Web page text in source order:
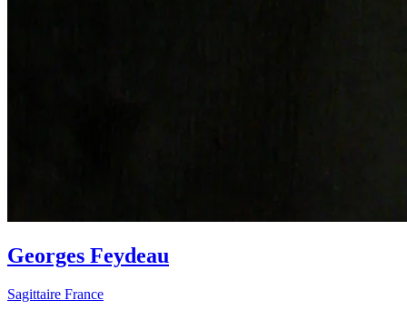
Georges Feydeau
Sagittaire France